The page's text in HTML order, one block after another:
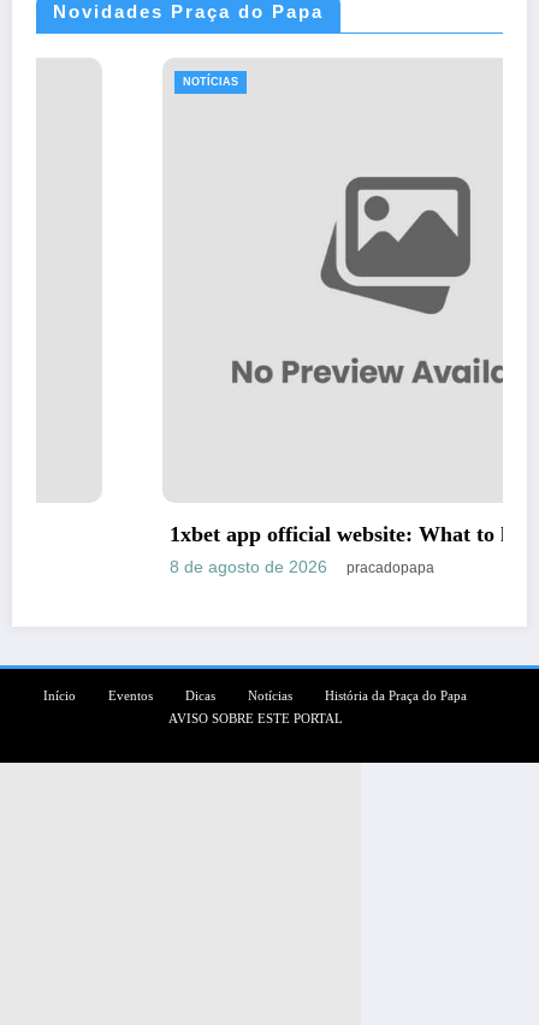
Novidades Praça do Papa
1xbet app official website: What to know
8 de agosto de 2026 pracadopapa
Início Eventos Dicas Notícias
História da Praça do Papa
AVISO SOBRE ESTE PORTAL